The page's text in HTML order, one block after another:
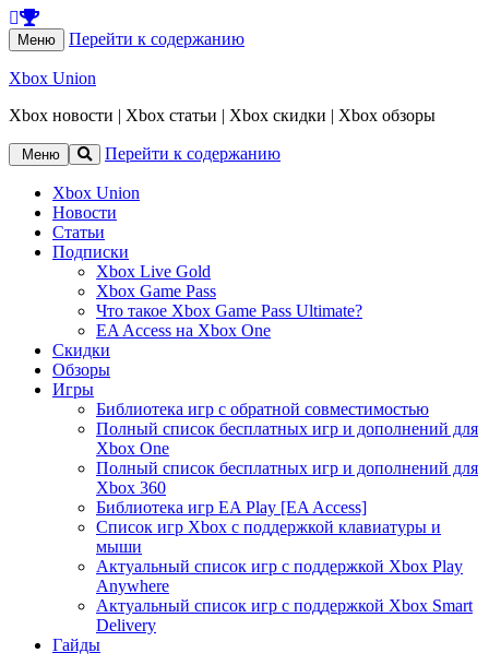
Меню Перейти к содержанию
Xbox Union
Xbox новости | Xbox статьи | Xbox скидки | Xbox обзоры
Меню Перейти к содержанию
Xbox Union
Новости
Статьи
Подписки
Xbox Live Gold
Xbox Game Pass
Что такое Xbox Game Pass Ultimate?
EA Access на Xbox One
Скидки
Обзоры
Игры
Библиотека игр с обратной совместимостью
Полный список бесплатных игр и дополнений для
Xbox One
Полный список бесплатных игр и дополнений для
Xbox 360
Библиотека игр EA Play [EA Access]
Список игр Xbox c поддержкой клавиатуры и
мыши
Актуальный список игр с поддержкой Xbox Play
Anywhere
Актуальный список игр с поддержкой Xbox Smart
Delivery
Гайды